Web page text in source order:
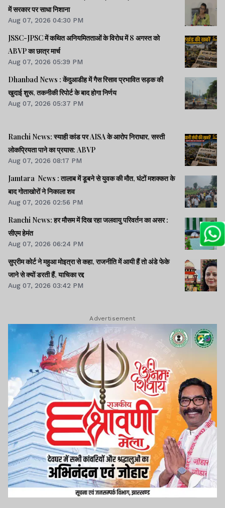
में सरकार पर साधा निशाना
Aug 07, 2026 04:30 PM
JSSC-JPSC में कथित अनियमितताओं के विरोध में 8 अगस्त को
ABVP का छात्र मार्च
Aug 07, 2026 05:39 PM
Dhanbad News : केंदुआडीह में गैस रिसाव प्रभावित सड़क की
खुदाई शुरू, तकनीकी रिपोर्ट के बाद होगा निर्णय
Aug 07, 2026 05:37 PM
Ranchi News: स्याही कांड पर AISA के आरोप निराधार, सस्ती
लोकप्रियता पाने का प्रयास: ABVP
Aug 07, 2026 08:17 PM
Jamtara News : तालाब में डूबने से युवक की मौत, घंटों मशक्कत के
बाद गोताखोरों ने निकाला शव
Aug 07, 2026 02:56 PM
Ranchi News: हर मौसम में दिख रहा जलवायु परिवर्तन का असर :
सीएम हेमंत
Aug 07, 2026 06:24 PM
सुप्रीम कोर्ट ने महुआ मोइत्रा से कहा, राजनीति में आयी हैं तो अंडे फेके
जाने से क्यों डरती हैं, याचिका रद्द
Aug 07, 2026 03:42 PM
Advertisement